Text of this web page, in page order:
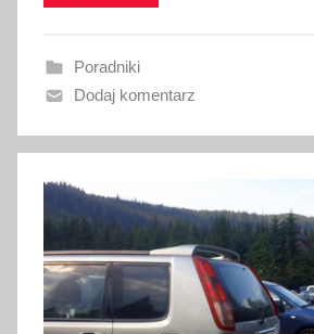
w
n
o
9
l
e
g
o
Poradniki
Dodaj komentarz